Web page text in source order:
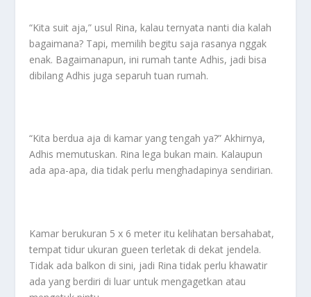
“Kita suit aja,” usul Rina, kalau ternyata nanti dia kalah
bagaimana? Tapi, memilih begitu saja rasanya nggak
enak. Bagaimanapun, ini rumah tante Adhis, jadi bisa
dibilang Adhis juga separuh tuan rumah.
“Kita berdua aja di kamar yang tengah ya?” Akhirnya,
Adhis memutuskan. Rina lega bukan main. Kalaupun
ada apa-apa, dia tidak perlu menghadapinya sendirian.
Kamar berukuran 5 x 6 meter itu kelihatan bersahabat,
tempat tidur ukuran gueen terletak di dekat jendela.
Tidak ada balkon di sini, jadi Rina tidak perlu khawatir
ada yang berdiri di luar untuk mengagetkan atau